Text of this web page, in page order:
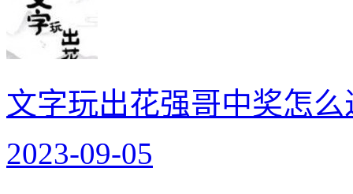
文字玩出花强哥中奖怎
2023-09-05